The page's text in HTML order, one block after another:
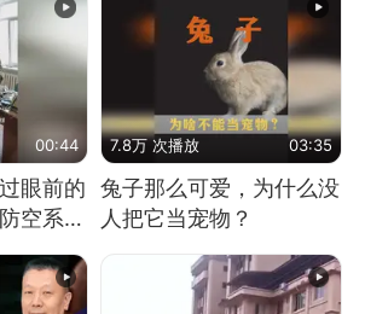
00:44
眼前的
空系统
7.8万 次播放 03:35
兔子那么可爱，为什么没
人把它当宠物？